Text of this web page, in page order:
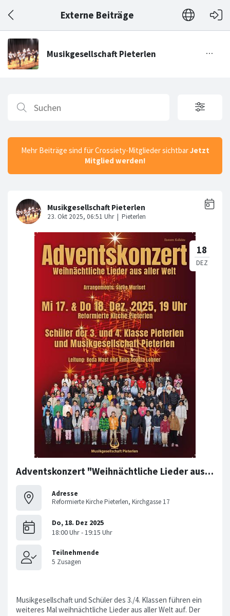
Externe Beiträge
Mehr Beiträge sind für Crossiety-Mitglieder sichtbarJetzt
Mitglied werden!
Adventskonzert "Weihnächtliche Lieder aus aller Welt"
Adresse
Reformierte Kirche Pieterlen, Kirchgasse 17
Musikgesellschaft und Schüler des 3./4. Klassen führen ein
weiteres Mal weihnächtliche Lieder aus aller Welt auf. Der